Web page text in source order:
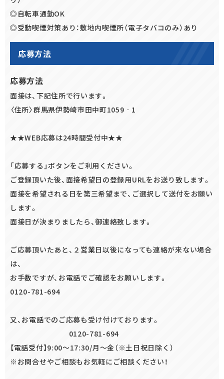
◎自転車通勤OK
◎受動喫煙対策あり：敷地内喫煙所（電子タバコのみ）あり
応募方法
応募方法
面接は、下記住所で行います。
〈住所〉群馬県伊勢崎市田中町1059‐1
★★WEB応募は24時間受付中★★
「応募する」ボタンをご利用ください。
ご登録頂いた後、面接希望日の登録用URLをお送り致します。
面接を希望される日を第三希望まで、ご選択して送付をお願い
します。
面接日が決まりましたら、御連絡致します。
ご応募頂いたあと、２営業日以後になっても連絡が来ない場合
は、
お手数ですが、お電話でご確認をお願いします。
0120-781-694
又、お電話でのご応募も受け付けております。
0120-781-694
【電話受付】9:00～17:30/月～金（※土日祝日除く）
※お問合せやご相談もお気軽にご相談ください！